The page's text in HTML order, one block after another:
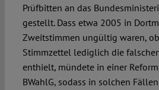
Prüfbitten an das
gestellt. Dass etwa 2005 in
Zweitstimmen ungültig waren,
Stimmzettel lediglich die
enthielt, mündete in einer Reform
BWahlG, sodass in solchen